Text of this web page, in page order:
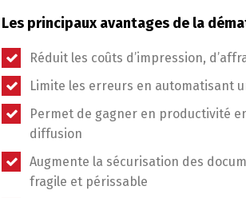
Les principaux avantages de la
Réduit les coûts d’impression,
Limite les erreurs en automatisant
Permet de gagner en productivité
diffusion
Augmente la sécurisation des
fragile et périssable